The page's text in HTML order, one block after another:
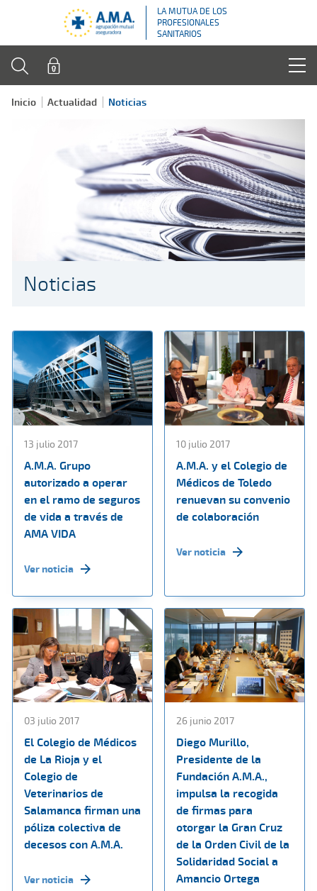
LA MUTUA DE LOS
PROFESIONALES
SANITARIOS
Inicio Actualidad Noticias
Noticias
13 julio 2017
A.M.A. Grupo
autorizado a operar
en el ramo de seguros
de vida a través de
AMA VIDA
Ver noticia
10 julio 2017
A.M.A. y el Colegio de
Médicos de Toledo
renuevan su convenio
de colaboración
Ver noticia
03 julio 2017
El Colegio de Médicos
de La Rioja y el
Colegio de
Veterinarios de
Salamanca firman una
póliza colectiva de
decesos con A.M.A.
Ver noticia
26 junio 2017
Diego Murillo,
Presidente de la
Fundación A.M.A.,
impulsa la recogida
de firmas para
otorgar la Gran Cruz
de la Orden Civil de la
Solidaridad Social a
Amancio Ortega